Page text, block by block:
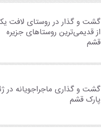
گشت و گذار در روستای لافت
از قدیمی‌ترین روستاهای جزیره
قشم
گشت و گذاری ماجراجویانه در
پارک قشم